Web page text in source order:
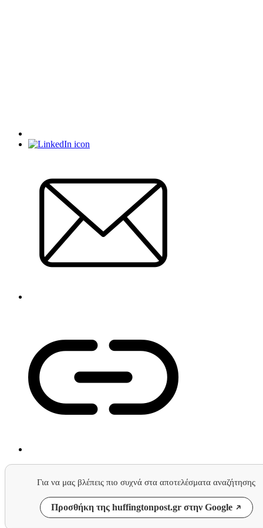
Για να μας βλέπεις πιο συχνά στα αποτελέσματα αναζήτησης
Προσθήκη της huffingtonpost.gr στην Google